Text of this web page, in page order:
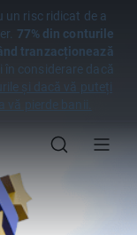
un risc ridicat de a
77% din conturile
tranzacționează
considerare dacă
și dacă vă puteți
pierde banii.